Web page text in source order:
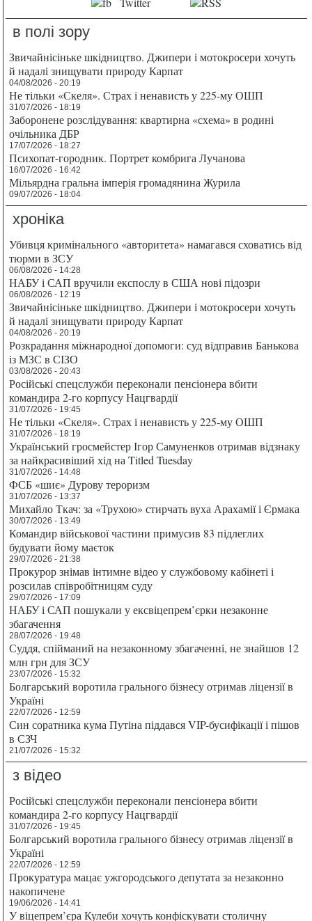
в полі зору
Звичайнісіньке шкідництво. Джипери і мотокросери хочуть
й надалі знищувати природу Карпат
04/08/2026 - 20:19
Не тільки «Скеля». Страх і ненависть у 225-му ОШП
31/07/2026 - 18:19
Заборонене розслідування: квартирна «схема» в родині
очільника ДБР
17/07/2026 - 18:27
Психопат-городник. Портрет комбрига Лучанова
16/07/2026 - 16:42
Мільярдна гральна імперія громадянина Журила
09/07/2026 - 18:04
хроніка
Убивця кримінального «авторитета» намагався сховатись від
тюрми в ЗСУ
06/08/2026 - 14:28
НАБУ і САП вручили експослу в США нові підозри
06/08/2026 - 12:19
Звичайнісіньке шкідництво. Джипери і мотокросери хочуть
й надалі знищувати природу Карпат
04/08/2026 - 20:19
Розкрадання міжнародної допомоги: суд відправив Банькова
із МЗС в СІЗО
03/08/2026 - 20:43
Російські спецслужби переконали пенсіонера вбити
командира 2-го корпусу Нацгвардії
31/07/2026 - 19:45
Не тільки «Скеля». Страх і ненависть у 225-му ОШП
31/07/2026 - 18:19
Український гросмейстер Ігор Самуненков отримав відзнаку
за найкрасивіший хід на Titled Tuesday
31/07/2026 - 14:48
ФСБ «шиє» Дурову тероризм
31/07/2026 - 13:37
Михайло Ткач: за «Трухою» стирчать вуха Арахамії і Єрмака
30/07/2026 - 13:49
Командир військової частини примусив 83 підлеглих
будувати йому маєток
29/07/2026 - 21:38
Прокурор знімав інтимне відео у службовому кабінеті і
розсилав співробітницям суду
29/07/2026 - 17:09
НАБУ і САП пошукали у ексвіцепрем’єрки незаконне
збагачення
28/07/2026 - 19:48
Суддя, спійманий на незаконному збагаченні, не знайшов 12
млн грн для ЗСУ
23/07/2026 - 15:32
Болгарський воротила грального бізнесу отримав ліцензії в
Україні
22/07/2026 - 12:59
Син соратника кума Путіна піддався VIP-бусифікації і пішов
в СЗЧ
21/07/2026 - 15:32
з відео
Російські спецслужби переконали пенсіонера вбити
командира 2-го корпусу Нацгвардії
31/07/2026 - 19:45
Болгарський воротила грального бізнесу отримав ліцензії в
Україні
22/07/2026 - 12:59
Прокуратура мацає ужгородського депутата за незаконно
накопичене
19/06/2026 - 14:41
У віцепрем’єра Кулеби хочуть конфіскувати столичну